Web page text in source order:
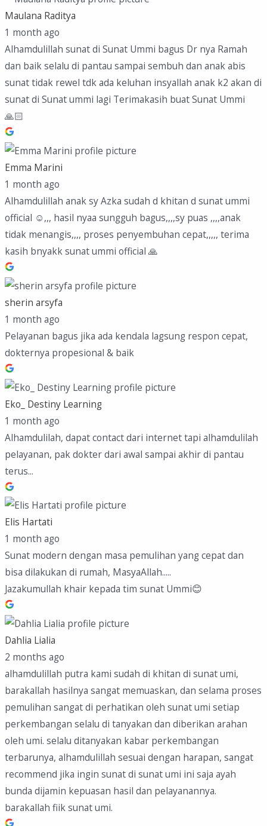
Maulana Raditya
1 month ago
Alhamdulillah sunat di Sunat Ummi bagus Dr nya Ramah
dan baik selalu di pantau sampai sembuh dan anak abis
sunat tidak rewel tdk ada keluhan insyallah anak k2 akan di
sunat di Sunat ummi lagi Terimakasih buat Sunat Ummi
🙏🏻
Emma Marini
1 month ago
Alhamdulillah anak sy Azka sudah d khitan d sunat ummi
official ☺️,,, hasil nyaa sungguh bagus,,,,sy puas ,,,,anak
tidak menangis,,,, proses penyembuhan cepat,,,,, terima
kasih bnyakk sunat ummi official 🙏
sherin arsyfa
1 month ago
Pelayanan bagus jika ada kendala lagsung respon cepat,
dokternya propesional & baik
Eko_ Destiny Learning
1 month ago
Alhamdulilah, dapat contact dari internet tapi alhamdulilah
pelayanan, pak dokter dari awal sampai akhir di pantau
terus...
Elis Hartati
1 month ago
Sunat modern dengan masa pemulihan yang cepat dan
bisa dilakukan di rumah, MasyaAllah.....
Jazakumullah khair kepada tim sunat Ummi😊
Dahlia Lialia
2 months ago
alhamdulillah putra kami sudah di khitan di sunat umi,
barakallah hasilnya sangat memuaskan, dan selama proses
pemulihan sangat di perhatikan oleh sunat umi setiap
perkembangan selalu di tanyakan dan diberikan arahan
oleh umi. selalu ditanyakan kabar perkembangan
terbarunya, alhamdulillah sesuai dengan harapan, sangat
recommend jika ingin sunat di sunat umi ini saja ayah
bunda dijamin kepuasan hasil dan pelayanannya.
barakallah fiik sunat umi.